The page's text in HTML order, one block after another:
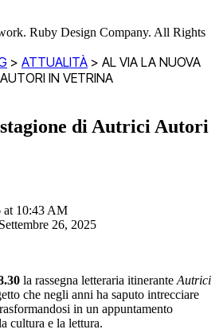
Ruby Design Company. All Rights
> ATTUALITÀ > AL VIA LA NUOVA
IN VETRINA
di Autrici Autori
at 10:43 AM
26, 2025
la rassegna letteraria itinerante Autrici
che negli anni ha saputo intrecciare
in un appuntamento
cultura e la lettura.